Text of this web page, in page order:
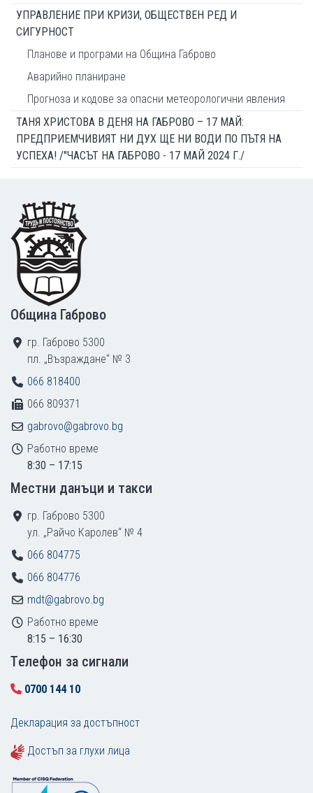
УПРАВЛЕНИЕ ПРИ КРИЗИ, ОБЩЕСТВЕН РЕД И
СИГУРНОСТ
Планове и програми на Община Габрово
Аварийно планиране
Прогноза и кодове за опасни метеорологични явления
ТАНЯ ХРИСТОВА В ДЕНЯ НА ГАБРОВО – 17 МАЙ:
ПРЕДПРИЕМЧИВИЯТ НИ ДУХ ЩЕ НИ ВОДИ ПО ПЪТЯ НА
УСПЕХА! /"ЧАСЪТ НА ГАБРОВО - 17 МАЙ 2024 Г./
Footer
Община Габрово
гр. Габрово 5300
пл. „Възраждане“ № 3
066 818400
066 809371
gabrovo@gabrovo.bg
Работно време
8:30 – 17:15
Местни данъци и такси
гр. Габрово 5300
ул. „Райчо Каролев“ № 4
066 804775
066 804776
mdt@gabrovo.bg
Работно време
8:15 – 16:30
Tелефон за сигнали
0700 144 10
Декларация за достъпност
Достъп за глухи лица